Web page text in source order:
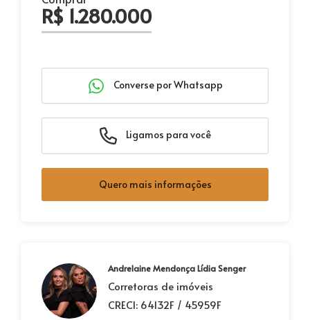
R$ 1.280.000
Converse por Whatsapp
Ligamos para você
Quero mais informações
Andrelaine Mendonça Lídia Senger
Corretoras de imóveis
CRECI: 64132F / 45959F